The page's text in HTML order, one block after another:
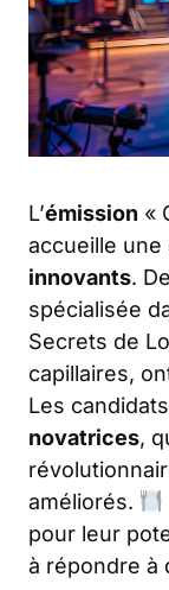
L’émission «
accueille une
innovants.
spécialisée
Secrets de
capillaires,
Les
novatrices,
améliorés.
pour leur
à répondre à